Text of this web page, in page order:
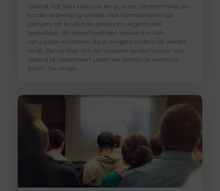
IJsland, het land van vuur en ijs, is een bestemming die
tot de verbeelding spreekt. Van adembenemende
gletsjers tot bruisende geisers en uitgestrekte
lavavelden, dit eiland biedt een unieke mix van
natuurlijke wonderen die je nergens anders ter wereld
vindt. Ben je klaar om de mystieke landschappen van
IJsland te verkennen? Laten we samen op avontuur
gaan! De magie